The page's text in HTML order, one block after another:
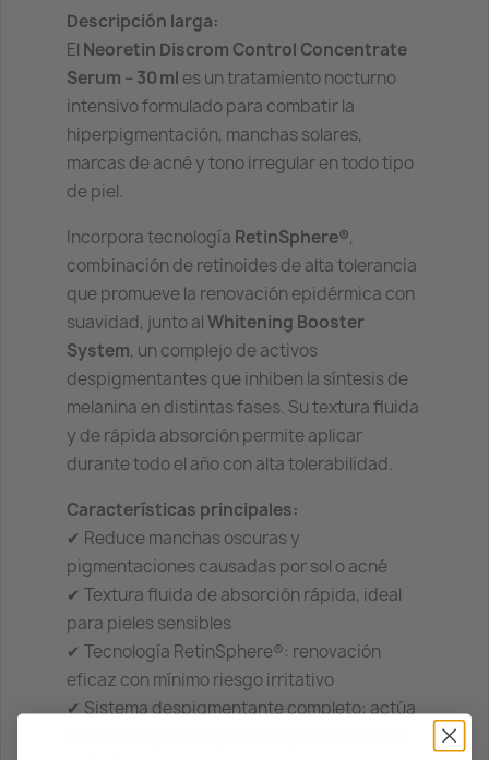
Descripción larga:
El Neoretin Discrom Control Concentrate
Serum – 30 ml es un tratamiento nocturno
intensivo formulado para combatir la
hiperpigmentación, manchas solares,
marcas de acné y tono irregular en todo tipo
de piel.
Incorpora tecnología RetinSphere®,
combinación de retinoides de alta tolerancia
que promueve la renovación epidérmica con
suavidad, junto alWhitening Booster
System, un complejo de activos
despigmentantes que inhiben la síntesis de
melanina en distintas fases. Su textura fluida
y de rápida absorción permite aplicar
durante todo el año con alta tolerabilidad.
Características principales:
✔ Reduce manchas oscuras y
pigmentaciones causadas por sol o acné
✔ Textura fluida de absorción rápida, ideal
para pieles sensibles
✔ Tecnología RetinSphere®: renovación
eficaz con mínimo riesgo irritativo
✔ Sistema despigmentante completo: actúa